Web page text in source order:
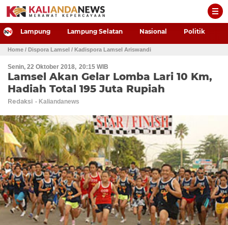
-->
Lampung Lampung Selatan Nasional Politik
Home / Dispora Lamsel / Kadispora Lamsel Ariswandi
Senin, 22 Oktober 2018 20:15 WIB
Lamsel Akan Gelar Lomba Lari 10 Km,
Hadiah Total 195 Juta Rupiah
Redaksi